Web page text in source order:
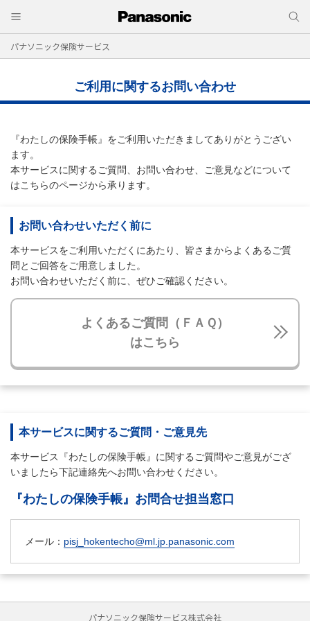
パナソニック保険サービス
ご利用に関するお問い合わせ
『わたしの保険手帳』をご利用いただきましてありがとうござい
ます。
本サービスに関するご質問、お問い合わせ、ご意見などについて
はこちらのページから承ります。
お問い合わせいただく前に
本サービスをご利用いただくにあたり、皆さまからよくあるご質
問とご回答をご用意しました。
お問い合わせいただく前に、ぜひご確認ください。
よくあるご質問（ＦＡＱ）
はこちら
本サービスに関するご質問・ご意見先
本サービス『わたしの保険手帳』に関するご質問やご意見がござ
いましたら下記連絡先へお問い合わせください。
『わたしの保険手帳』お問合せ担当窓口
メール： pisj_hokentecho@ml.jp.panasonic.com
パナソニック保険サービス株式会社